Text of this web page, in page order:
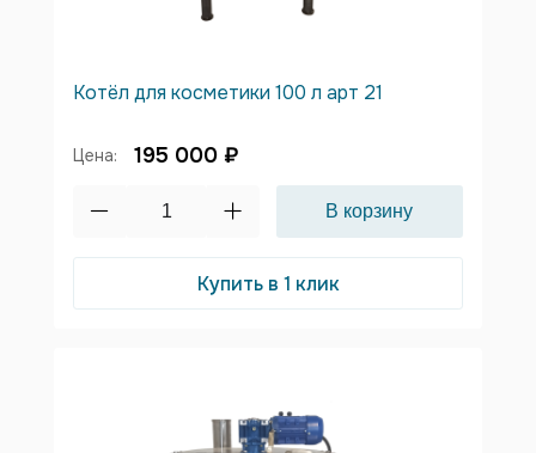
Котёл для косметики 100 л арт 21
Цена: 195 000 ₽
Купить в 1 клик